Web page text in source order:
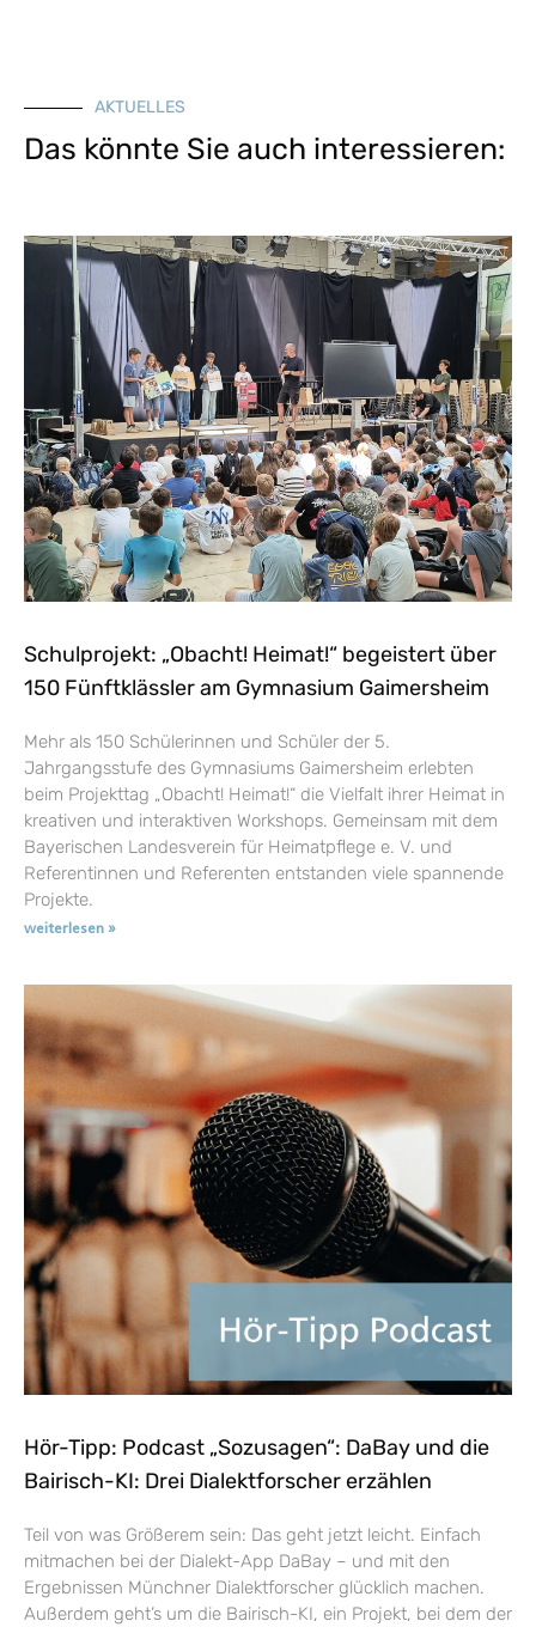
AKTUELLES
Das könnte Sie auch interessieren:
Schulprojekt: „Obacht! Heimat!“ begeistert über
150 Fünftklässler am Gymnasium Gaimersheim
Mehr als 150 Schülerinnen und Schüler der 5.
Jahrgangsstufe des Gymnasiums Gaimersheim erlebten
beim Projekttag „Obacht! Heimat!“ die Vielfalt ihrer Heimat in
kreativen und interaktiven Workshops. Gemeinsam mit dem
Bayerischen Landesverein für Heimatpflege e. V. und
Referentinnen und Referenten entstanden viele spannende
Projekte.
weiterlesen »
Hör-Tipp: Podcast „Sozusagen“: DaBay und die
Bairisch-KI: Drei Dialektforscher erzählen
Teil von was Größerem sein: Das geht jetzt leicht. Einfach
mitmachen bei der Dialekt-App DaBay – und mit den
Ergebnissen Münchner Dialektforscher glücklich machen.
Außerdem geht’s um die Bairisch-KI, ein Projekt, bei dem der